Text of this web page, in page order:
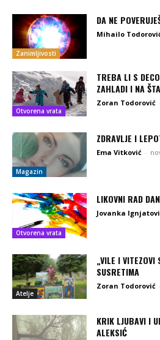
Zanimljivosti
DA NE
Mihailo
Otvorena vrata
TREBA LI S
ZAHLADI I NA
Zoran Todorović -
Magazin
ZDRAVLJE I
Ema Vitković -
Otvorena vrata
LIKOVNI RAD
Jovanka
Atelje
„VILE I VITEZOVI
SUSRETIMA
Zoran Todorović -
KRIK LJUBAVI I
ALEKSIĆ